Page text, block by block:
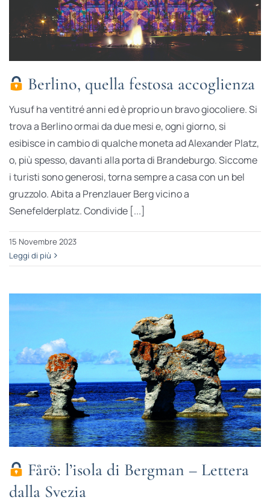
Berlino, quella festosa accoglienza
Yusuf ha ventitré anni ed è proprio un bravo giocoliere. Si
trova a Berlino ormai da due mesi e, ogni giorno, si
esibisce in cambio di qualche moneta ad Alexander Platz,
o, più spesso, davanti alla porta di Brandeburgo. Siccome
i turisti sono generosi, torna sempre a casa con un bel
gruzzolo. Abita a Prenzlauer Berg vicino a
Senefelderplatz. Condivide [...]
15 Novembre 2023
Leggi di più
Fårö: l’isola di Bergman – Lettera
dalla Svezia